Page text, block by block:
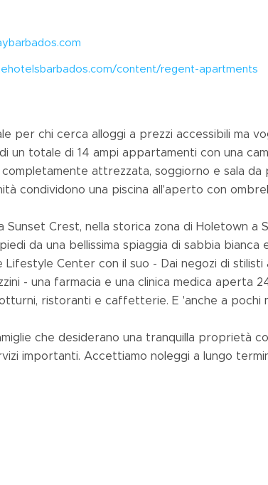
content/regent-apartments
per chi cerca alloggi a prezzi accessibili ma
un totale di 14 ampi appartamenti con una
attrezzata, soggiorno e sala da
condividono una piscina all'aperto con
Sunset Crest, nella storica zona di Holetown a
da una bellissima spiaggia di sabbia bianca
Center con il suo - Dai negozi di stilisti
- una farmacia e una clinica medica aperta
ristoranti e caffetterie. E 'anche a pochi
che desiderano una tranquilla proprietà
importanti. Accettiamo noleggi a lungo